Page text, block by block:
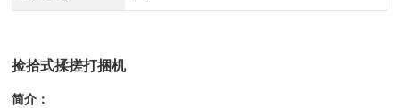
捡拾式揉搓打捆机
简介：